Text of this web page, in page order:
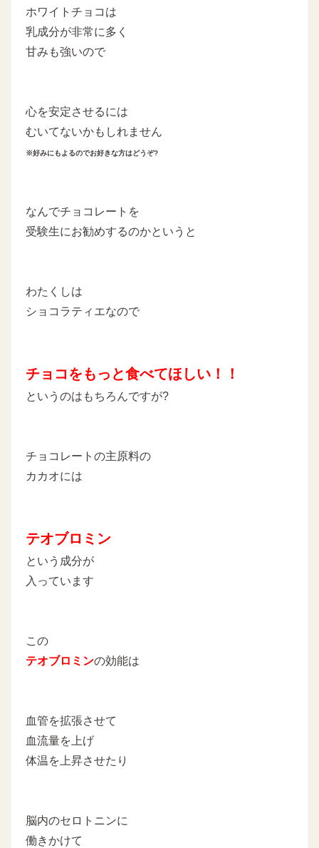
ホワイトチョコは
乳成分が非常に多く
甘みも強いので
心を安定させるには
むいてないかもしれません
※好みにもよるのでお好きな方はどうぞ?
なんでチョコレートを
受験生にお勧めするのかというと
わたくしは
ショコラティエなので
チョコをもっと食べてほしい！！
というのはもちろんですが?
チョコレートの主原料の
カカオには
テオブロミン
という成分が
入っています
この
テオブロミンの効能は
血管を拡張させて
血流量を上げ
体温を上昇させたり
脳内のセロトニンに
働きかけて